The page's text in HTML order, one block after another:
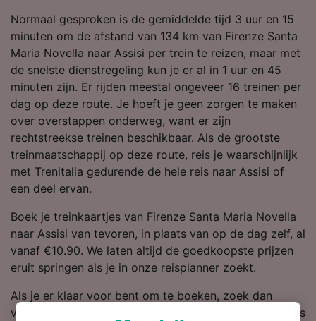
Normaal gesproken is de gemiddelde tijd 3 uur en 15
minuten om de afstand van 134 km van Firenze Santa
Maria Novella naar Assisi per trein te reizen, maar met
de snelste dienstregeling kun je er al in 1 uur en 45
minuten zijn. Er rijden meestal ongeveer 16 treinen per
dag op deze route. Je hoeft je geen zorgen te maken
over overstappen onderweg, want er zijn
rechtstreekse treinen beschikbaar. Als de grootste
treinmaatschappij op deze route, reis je waarschijnlijk
met Trenitalia gedurende de hele reis naar Assisi of
een deel ervan.
Boek je treinkaartjes van Firenze Santa Maria Novella
naar Assisi van tevoren, in plaats van op de dag zelf, al
vanaf €10.90. We laten altijd de goedkoopste prijzen
eruit springen als je in onze reisplanner zoekt.
Als je er klaar voor bent om te boeken, zoek dan
vandaag nog bij ons naar goedkope treinkaartjes. Lees